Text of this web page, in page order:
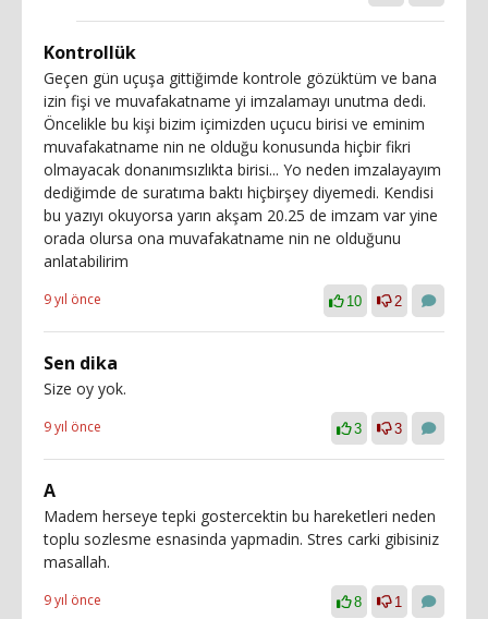
Kontrollük
Geçen gün uçuşa gittiğimde kontrole gözüktüm ve bana
izin fişi ve muvafakatname yi imzalamayı unutma dedi.
Öncelikle bu kişi bizim içimizden uçucu birisi ve eminim
muvafakatname nin ne olduğu konusunda hiçbir fikri
olmayacak donanımsızlıkta birisi... Yo neden imzalayayım
dediğimde de suratıma baktı hiçbirşey diyemedi. Kendisi
bu yazıyı okuyorsa yarın akşam 20.25 de imzam var yine
orada olursa ona muvafakatname nin ne olduğunu
anlatabilirim
9 yıl önce 10 2
Sen dika
Size oy yok.
9 yıl önce 3 3
A
Madem herseye tepki gostercektin bu hareketleri neden
toplu sozlesme esnasinda yapmadin. Stres carki gibisiniz
masallah.
9 yıl önce 8 1